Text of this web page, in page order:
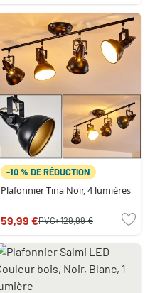
-10 % DE RÉDUCTION
Plafonnier Tina Noir, 4 lumières
59,99 €PVC:129,99 €